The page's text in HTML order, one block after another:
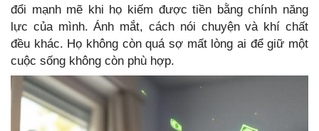
đổi mạnh mẽ khi họ kiếm được tiền bằng chính năng
lực của mình. Ánh mắt, cách nói chuyện và khí chất
đều khác. Họ không còn quá sợ mất lòng ai để giữ một
cuộc sống không còn phù hợp.